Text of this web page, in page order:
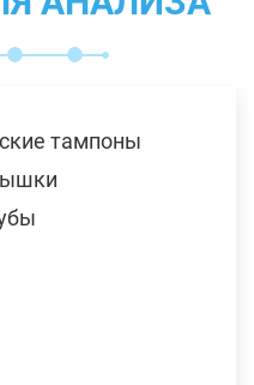
тампоны